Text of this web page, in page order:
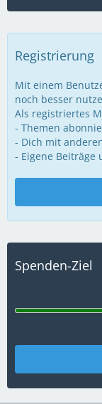
Registrierung
Mit einem
noch besser
Als registriertes
- Themen
- Dich mit
- Eigene Beiträge
Spenden-Ziel